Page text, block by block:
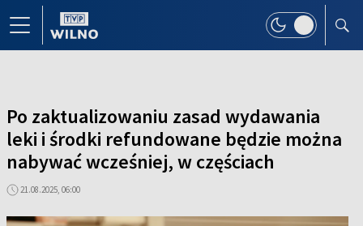
Po zaktualizowaniu zasad wydawania
leki i środki refundowane będzie można
nabywać wcześniej, w częściach
21.08.2025, 06:00